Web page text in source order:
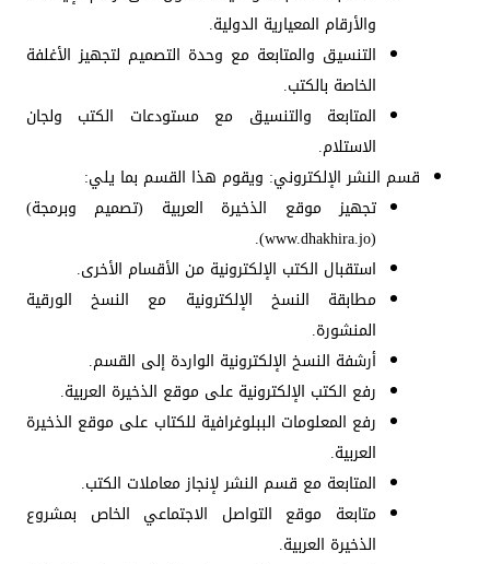
والأرقام المعيارية الدولية.
التنسيق والمتابعة مع وحدة التصميم لتجهيز الأغلفة
الخاصة بالكتب.
المتابعة والتنسيق مع مستودعات الكتب ولجان
الاستلام.
قسم النشر الإلكتروني: ويقوم هذا القسم بما يلي:
تجهيز موقع الذخيرة العربية (تصميم وبرمجة)
(www.dhakhira.jo).
استقبال الكتب الإلكترونية من الأقسام الأخرى.
مطابقة النسخ الإلكترونية مع النسخ الورقية
المنشورة.
أرشفة النسخ الإلكترونية الواردة إلى القسم.
رفع الكتب الإلكترونية على موقع الذخيرة العربية.
رفع المعلومات الببلوغرافية للكتاب على موقع الذخيرة
العربية.
المتابعة مع قسم النشر لإنجاز معاملات الكتب.
متابعة موقع التواصل الاجتماعي الخاص بمشروع
الذخيرة العربية.